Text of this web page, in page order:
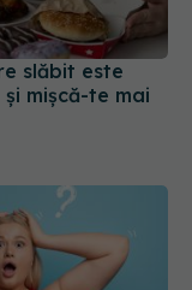
slăbit este
mișcă-te mai